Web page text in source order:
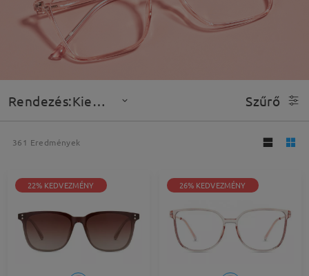
Rendezés:Kiemelt Szűrő
361 Eredmények
22% KEDVEZMÉNY 26% KEDVEZMÉNY